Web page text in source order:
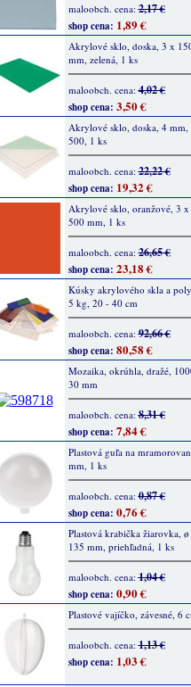
maloobch. cena:2,17 €
shop cena: 1,89 €
Akrylové sklo, doska, 3 x
mm, zelená, 1 ks
maloobch. cena:4,02 €
shop cena: 3,50 €
Akrylové sklo, doska, 4 mm,
500, 1 ks
maloobch. cena:22,22 €
shop cena: 19,32 €
Akrylové sklo, oranžové, 3
500 mm, 1 ks
maloobch. cena:26,65 €
shop cena: 23,18 €
Kúsky akrylového skla a
5 kg, 20 - 40 cm
maloobch. cena:92,66 €
shop cena: 80,58 €
Mozaika, okrúhla, dražé,
30 mm
maloobch. cena:8,31 €
shop cena: 7,84 €
Plastová guľa na
mm, 1 ks
maloobch. cena:0,87 €
shop cena: 0,76 €
Plastová krabička žiarovka,
135 mm, priehľadná, 1 ks
maloobch. cena:1,04 €
shop cena: 0,90 €
Plastové vajíčko, závesné, 6
maloobch. cena:1,13 €
shop cena: 1,03 €